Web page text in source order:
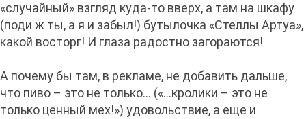
«случайный» взгляд куда-то вверх, а там на шкафу
(поди ж ты, а я и забыл!) бутылочка «Стеллы Артуа»,
какой восторг! И глаза радостно загораются!
А почему бы там, в рекламе, не добавить дальше,
что пиво – это не только... («...кролики – это не
только ценный мех!») удовольствие, а еще и